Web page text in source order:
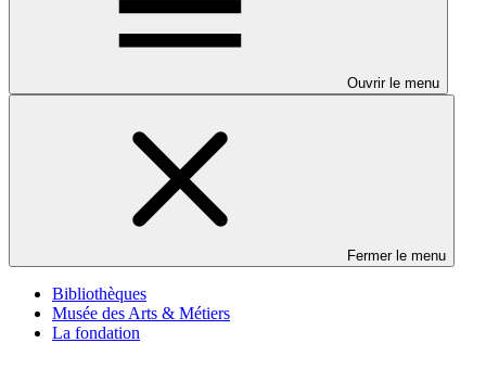
Ouvrir le menu
Fermer le menu
Bibliothèques
Musée des Arts & Métiers
La fondation